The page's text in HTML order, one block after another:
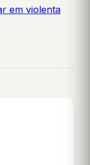
em violenta